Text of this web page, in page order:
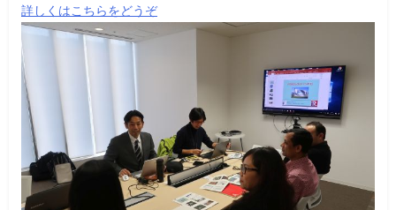
詳しくはこちらをどうぞ